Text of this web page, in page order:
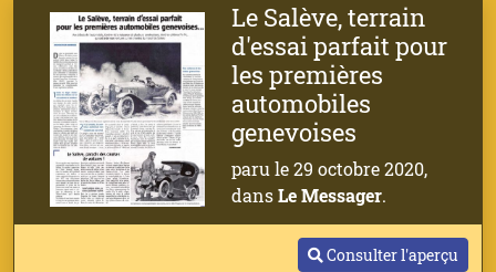
Le Salève, terrain
d'essai parfait pour
les premières
automobiles
genevoises
paru le 29 octobre 2020,
dansLe Messager.
Consulter l'aperçu